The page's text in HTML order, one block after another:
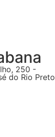
250 -
do Rio Preto